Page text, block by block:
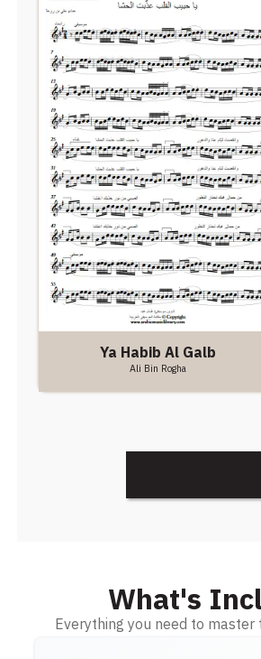
Ya Habib Al Galb
Ali Bin Rogha
What's
Everything you need to